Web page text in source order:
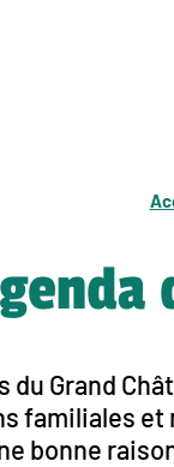
du Grand
familiales et
bonne